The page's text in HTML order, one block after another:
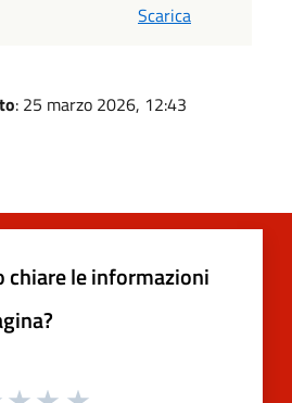
Scarica
: 25 marzo 2026, 12:43
chiare le informazioni